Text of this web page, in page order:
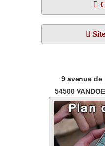
9 avenue de
54500